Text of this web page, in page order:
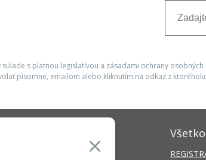
s platnou legislatívou a zásadami ochrany
písomne, emailom alebo kliknutím na odkaz z